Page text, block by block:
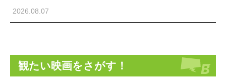
2026.08.07
観たい映画をさがす！